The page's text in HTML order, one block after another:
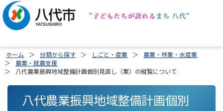
ホーム 分類から探す しごと・産業
農業・林業・水産業
農業・就農支援
八代農業振興地域整備計画個別見直し（案）の縦覧について
八代農業振興地域整備計画個別